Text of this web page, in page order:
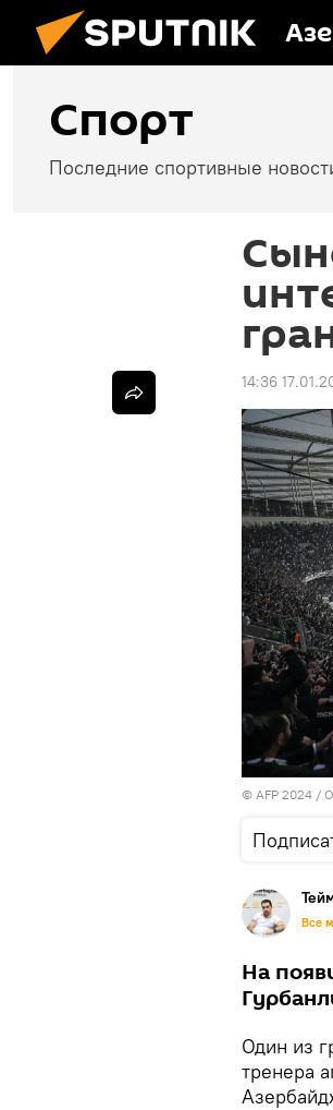
Спорт
Последние спортивные
14:36
© AFP 2024 /
Все
На
Один из
тренера